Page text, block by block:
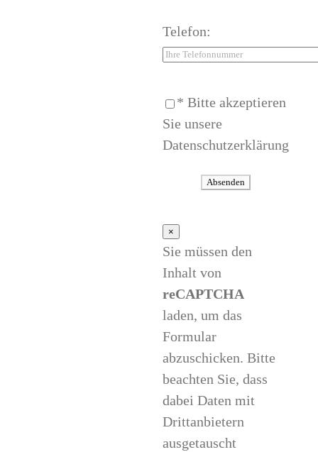
Telefon:
* Bitte akzeptieren
Sie unsere
Datenschutzerklärung
×
Sie müssen den
Inhalt von
reCAPTCHA
laden, um das
Formular
abzuschicken. Bitte
beachten Sie, dass
dabei Daten mit
Drittanbietern
ausgetauscht